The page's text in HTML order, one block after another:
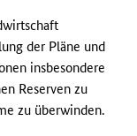
der Pläne und
insbesondere
Reserven zu
zu überwinden.